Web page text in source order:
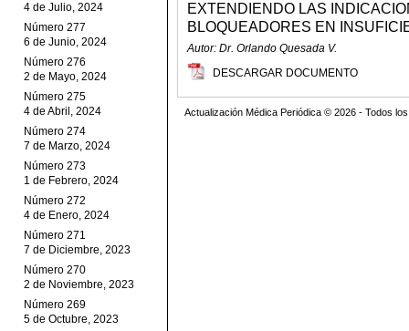
4 de Julio, 2024
Número 277
6 de Junio, 2024
Número 276
2 de Mayo, 2024
Número 275
4 de Abril, 2024
Número 274
7 de Marzo, 2024
Número 273
1 de Febrero, 2024
Número 272
4 de Enero, 2024
Número 271
7 de Diciembre, 2023
Número 270
2 de Noviembre, 2023
Número 269
5 de Octubre, 2023
EXTENDIENDO LAS
BLOQUEADORES EN
Autor: Dr. Orlando Quesada V.
DESCARGAR DOCUMENTO
Actualización Médica Periódica © 2026 - Todos